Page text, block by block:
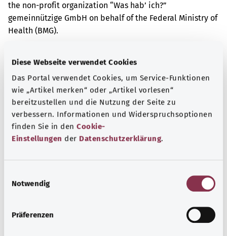
Diese Webseite verwendet Cookies
Das Portal verwendet Cookies, um Service-Funktionen
wie „Artikel merken“ oder „Artikel vorlesen“
bereitzustellen und die Nutzung der Seite zu
verbessern. Informationen und Widerspruchsoptionen
finden Sie in den Cookie-
Einstellungen der Datenschutzerklärung.
Notwendig
Präferenzen
the non-profit organization “Was hab’ ich?”
gemeinnützige GmbH on behalf of the Federal Ministry of
Health (BMG).
Kapsamlı bilgi
Diğer yazılar